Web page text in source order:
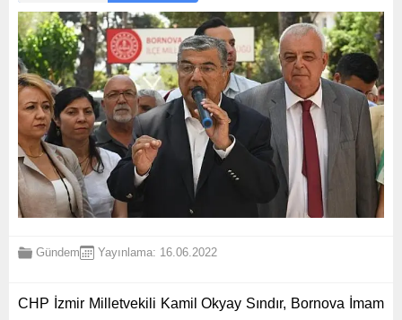
Gündem Yayınlama: 16.06.2022
CHP İzmir Milletvekili Kamil Okyay Sındır, Bornova İmam